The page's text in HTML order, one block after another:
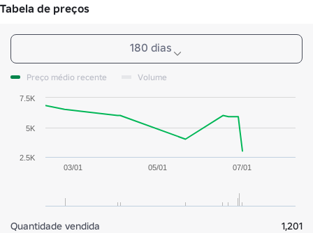
Tabela de preços
180 dias
Preço médio recente Volume
03/01 05/01 07/01
5K
2.5K
7.5K
Quantidade vendida
1,201